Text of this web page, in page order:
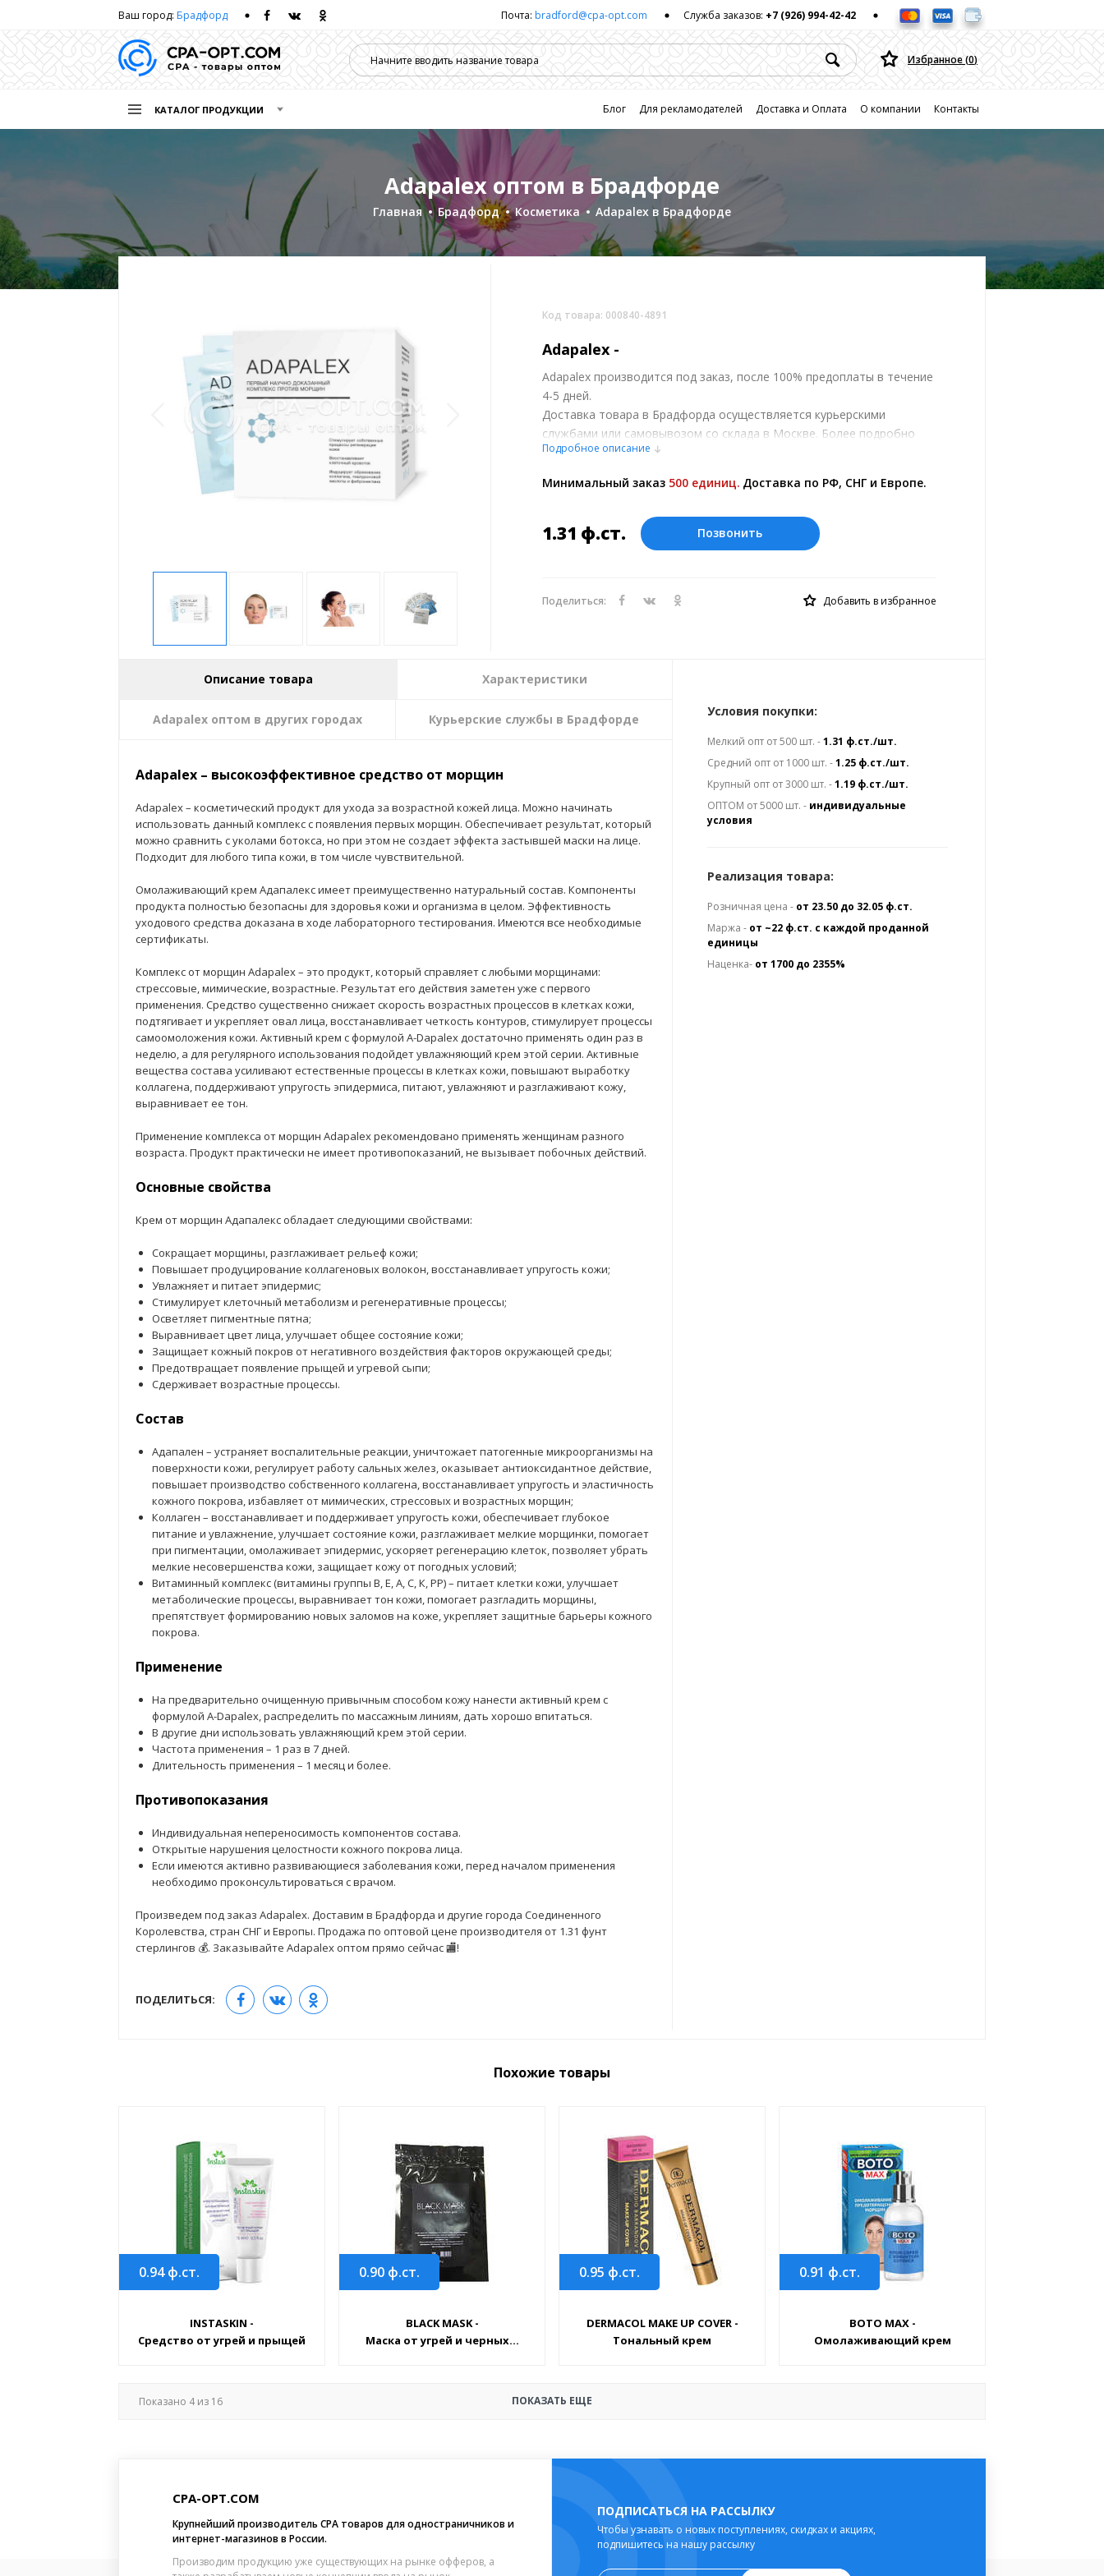
Ваш город: Брадфорд Почта: bradford@cpa-opt.com Служба заказов: +7 (926) 994-42-42
Избранное (0)
КАТАЛОГ ПРОДУКЦИИ Блог Для рекламодателей Доставка и Оплата О компании Контакты
Главная Брадфорд Косметика Adapalex в Брадфорде
Adapalex оптом в Брадфорде
Код товара: 000840-4891
Adapalex -
Adapalex производится под заказ, после 100% предоплаты в течение
4-5 дней.
Доставка товара в Брадфорда осуществляется курьерскими
службами или самовывозом со склада в Москве. Более подробно
при обсуждении заказа с менеджером.
курсу ЦБ РФ на 07.08.2026. Текущий курс 10 руб.= 0.118691 ф.ст.
Подробное описание
Минимальный заказ 500 единиц. Доставка по РФ, СНГ и Европе.
1.31 ф.ст. Позвонить
Поделиться: Добавить в избранное
Описание товара Характеристики
Adapalex оптом в других городах Курьерские службы в Брадфорде
Adapalex – высокоэффективное средство от морщин
Adapalex – косметический продукт для ухода за возрастной кожей лица. Можно начинать
использовать данный комплекс с появления первых морщин. Обеспечивает результат, который
можно сравнить с уколами ботокса, но при этом не создает эффекта застывшей маски на лице.
Подходит для любого типа кожи, в том числе чувствительной.
Омолаживающий крем Адапалекс имеет преимущественно натуральный состав. Компоненты
продукта полностью безопасны для здоровья кожи и организма в целом. Эффективность
уходового средства доказана в ходе лабораторного тестирования. Имеются все необходимые
сертификаты.
Комплекс от морщин Adapalex – это продукт, который справляет с любыми морщинами:
стрессовые, мимические, возрастные. Результат его действия заметен уже с первого
применения. Средство существенно снижает скорость возрастных процессов в клетках кожи,
подтягивает и укрепляет овал лица, восстанавливает четкость контуров, стимулирует процессы
самоомоложения кожи. Активный крем с формулой A-Dapalex достаточно применять один раз в
неделю, а для регулярного использования подойдет увлажняющий крем этой серии. Активные
вещества состава усиливают естественные процессы в клетках кожи, повышают выработку
коллагена, поддерживают упругость эпидермиса, питают, увлажняют и разглаживают кожу,
выравнивает ее тон.
Применение комплекса от морщин Adapalex рекомендовано применять женщинам разного
возраста. Продукт практически не имеет противопоказаний, не вызывает побочных действий.
Основные свойства
Крем от морщин Адапалекс обладает следующими свойствами:
Сокращает морщины, разглаживает рельеф кожи;
Повышает продуцирование коллагеновых волокон, восстанавливает упругость кожи;
Увлажняет и питает эпидермис;
Стимулирует клеточный метаболизм и регенеративные процессы;
Осветляет пигментные пятна;
Выравнивает цвет лица, улучшает общее состояние кожи;
Защищает кожный покров от негативного воздействия факторов окружающей среды;
Предотвращает появление прыщей и угревой сыпи;
Сдерживает возрастные процессы.
Состав
Адапален – устраняет воспалительные реакции, уничтожает патогенные микроорганизмы на
поверхности кожи, регулирует работу сальных желез, оказывает антиоксидантное действие,
повышает производство собственного коллагена, восстанавливает упругость и эластичность
кожного покрова, избавляет от мимических, стрессовых и возрастных морщин;
Коллаген – восстанавливает и поддерживает упругость кожи, обеспечивает глубокое
питание и увлажнение, улучшает состояние кожи, разглаживает мелкие морщинки, помогает
при пигментации, омолаживает эпидермис, ускоряет регенерацию клеток, позволяет убрать
мелкие несовершенства кожи, защищает кожу от погодных условий;
Витаминный комплекс (витамины группы В, Е, А, С, К, РР) – питает клетки кожи, улучшает
метаболические процессы, выравнивает тон кожи, помогает разгладить морщины,
препятствует формированию новых заломов на коже, укрепляет защитные барьеры кожного
покрова.
Применение
На предварительно очищенную привычным способом кожу нанести активный крем с
формулой A-Dapalex, распределить по массажным линиям, дать хорошо впитаться.
В другие дни использовать увлажняющий крем этой серии.
Частота применения – 1 раз в 7 дней.
Длительность применения – 1 месяц и более.
Противопоказания
Индивидуальная непереносимость компонентов состава.
Открытые нарушения целостности кожного покрова лица.
Если имеются активно развивающиеся заболевания кожи, перед началом применения
необходимо проконсультироваться с врачом.
Произведем под заказ Adapalex. Доставим в Брадфорда и другие города Соединенного
Королевства, стран СНГ и Европы. Продажа по оптовой цене производителя от 1.31 фунт
стерлингов 💰. Заказывайте Adapalex оптом прямо сейчас 🏬!
ПОДЕЛИТЬСЯ:
Условия покупки:
Мелкий опт от 500 шт. -1.31 ф.ст./шт.
Средний опт от 1000 шт. -1.25 ф.ст./шт.
Крупный опт от 3000 шт. -1.19 ф.ст./шт.
ОПТОМ от 5000 шт. - индивидуальные
условия
Реализация товара:
Розничная цена - от 23.50 до 32.05 ф.ст.
Маржа - от ~22 ф.ст. с каждой проданной
единицы
Наценка- от 1700 до 2355%
Похожие товары
0.94ф.ст.
INSTASKIN -
Средство от угрей и прыщей
0.90 ф.ст.
BLACK MASK -
Маска от угрей и черных...
0.95 ф.ст.
DERMACOL MAKE UP COVER -
Тональный крем
0.91 ф.ст.
BOTO MAX -
Омолаживающий крем
Показано 4из 16 ПОКАЗАТЬ ЕЩЕ
CPA-OPT.COM
Крупнейший производитель CPA товаров для одностраничников и
интернет-магазинов в России.
Производим продукцию уже существующих на рынке офферов, а
ПОДПИСАТЬСЯ НА РАССЫЛКУ
Чтобы узнавать о новых поступлениях, скидках и акциях,
подпишитесь на нашу рассылку